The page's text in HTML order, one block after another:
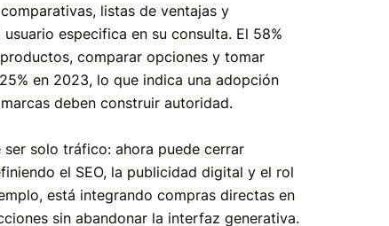
listas de ventajas y
especifica en su consulta. El 58%
comparar opciones y tomar
en 2023, lo que indica una adopción
deben construir autoridad.
solo tráfico: ahora puede cerrar
el SEO, la publicidad digital y el rol
está integrando compras directas en
sin abandonar la interfaz generativa.